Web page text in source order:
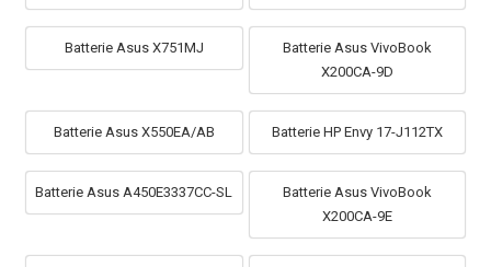
Batterie Asus X751MJ
Batterie Asus VivoBook
X200CA-9D
Batterie Asus X550EA/AB Batterie HP Envy 17-J112TX
Batterie Asus A450E3337CC-SL
Batterie Asus VivoBook
X200CA-9E